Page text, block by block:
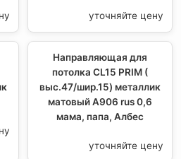
уточняйте цену
Направляющая для
потолка CL15 PRIM (
выс.47/шир.15) металлик
матовый А906 rus 0,6
мама, папа, Албес
уточняйте цену